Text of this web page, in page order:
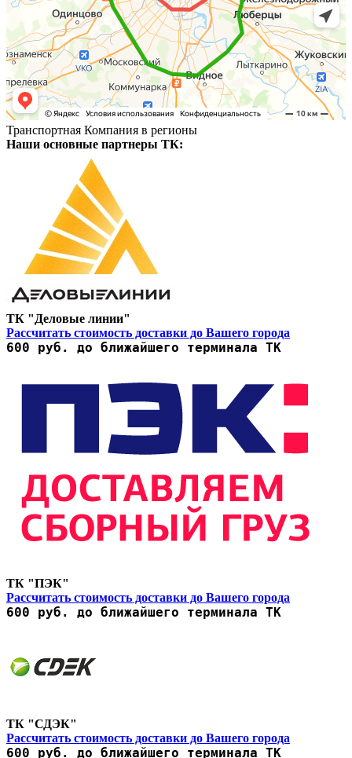
Транспортная Компания в регионы
Наши основные партнеры ТК:
ТК "Деловые линии"
Рассчитать стоимость доставки до Вашего города
600 руб. до ближайшего терминала ТК
ТК "ПЭК"
Рассчитать стоимость доставки до Вашего города
600 руб. до ближайшего терминала ТК
ТК "СДЭК"
Рассчитать стоимость доставки до Вашего города
600 руб. до ближайшего терминала ТК